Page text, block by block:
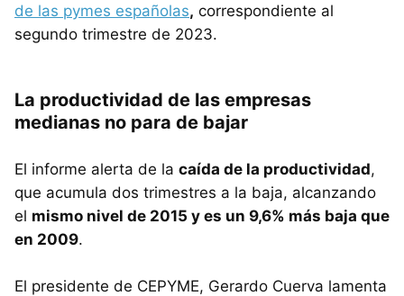
de las pymes españolas, correspondiente al
segundo trimestre de 2023.
La productividad de las empresas
medianas no para de bajar
El informe alerta de la caída de la productividad,
que acumula dos trimestres a la baja, alcanzando
el mismo nivel de 2015 y es un 9,6% más baja que
en 2009.
El presidente de CEPYME, Gerardo Cuerva lamenta